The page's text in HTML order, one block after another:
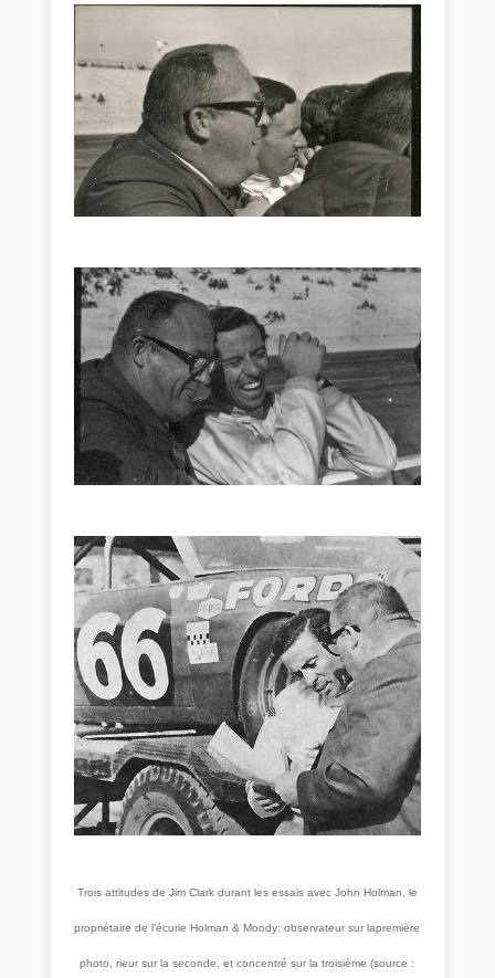
Trois attitudes de Jim Clark durant les essais avec John Holman, le
propriétaire de l’écurie Holman & Moody: observateur sur lapremière
photo, rieur sur la seconde, et concentré sur la troisième (source :